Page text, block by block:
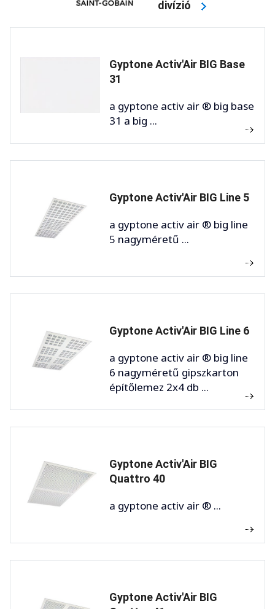
divízió
Gyptone Activ'Air BIG Base
31
a gyptone activ air ® big base
31 a big ...
Gyptone Activ'Air BIG Line 5
a gyptone activ air ® big line
5 nagyméretű ...
Gyptone Activ'Air BIG Line 6
a gyptone activ air ® big line
6 nagyméretű gipszkarton
építőlemez 2x4 db ...
Gyptone Activ'Air BIG
Quattro 40
a gyptone activ air ® ...
Gyptone Activ'Air BIG